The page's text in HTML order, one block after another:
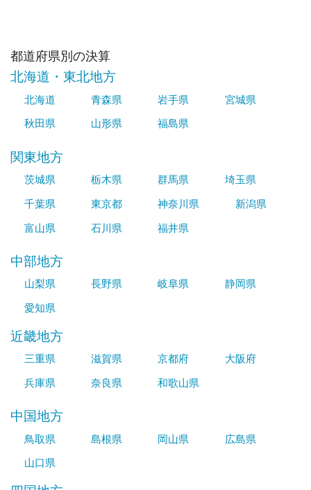
都道府県別の決算
北海道・東北地方
北海道 青森県 岩手県
宮城県
秋田県
山形県 福島県
関東地方
茨城県 栃木県 群馬県
埼玉県
千葉県
東京都 神奈川県
新潟県
富山県
石川県 福井県
中部地方
山梨県 長野県 岐阜県
静岡県
愛知県
近畿地方
三重県 滋賀県 京都府
大阪府
兵庫県
奈良県 和歌山県
中国地方
鳥取県 島根県 岡山県
広島県
山口県